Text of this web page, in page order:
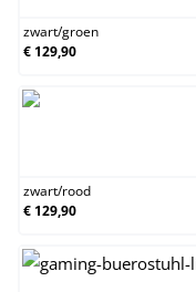
zwart/groen
€ 129,90
zwart/rood
€ 129,90